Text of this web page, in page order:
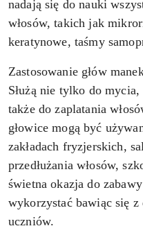
nadają się do nauki
włosów, takich jak
keratynowe, taśmy
Zastosowanie głów
Służą nie tylko do
także do zaplatania
głowice mogą być
zakładach fryzjerskich,
przedłużania włosów,
świetna okazja do
wykorzystać bawiąc się
uczniów.